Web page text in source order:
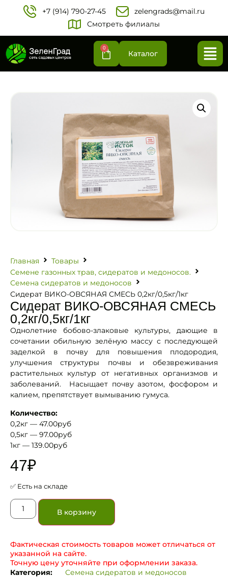
+7 (914) 790-27-45‬
zelengrads@mail.ru
Смотреть филиалы
0
Каталог
Главная
Товары
Семене газонных трав, сидератов и медоносов.
Семена сидератов и медоносов
Сидерат ВИКО-ОВСЯНАЯ СМЕСЬ 0,2кг/0,5кг/1кг
Сидерат ВИКО-ОВСЯНАЯ СМЕСЬ
0,2кг/0,5кг/1кг
Однолетние бобово-злаковые культуры, дающие в
сочетании обильную зелёную массу с последующей
заделкой в почву для повышения плодородия,
улучшения структуры почвы и обезвреживания
растительных культур от негативных организмов и
заболеваний. Насыщает почву азотом, фосфором и
калием, препятствует вымыванию гумуса.
Количество:
0,2кг — 47.00руб
0,5кг — 97.00руб
1кг — 139.00руб
47₽
✅ Есть на складе
В корзину
Фактическая стоимость товаров может отличаться от
указанной на сайте.
Точную цену уточняйте при оформлении заказа.
Категория:
Семена сидератов и медоносов